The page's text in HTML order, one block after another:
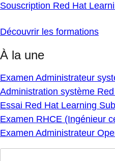
Souscription Red Hat
Découvrir les formations
À la une
Examen Administrateur
Administration système
Essai Red Hat Learning
Examen RHCE (Ingénieur
Examen Administrateur